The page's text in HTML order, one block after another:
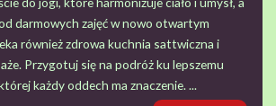
darmowych zajęć w nowo otwartym
również zdrowa kuchnia sattwiczna i
Przygotuj się na podróż ku lepszemu
każdy oddech ma znaczenie....